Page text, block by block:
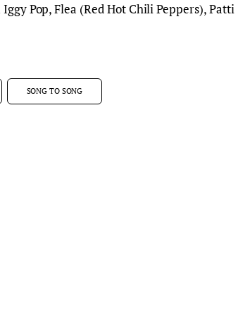
Pop, Flea (Red Hot Chili Peppers), Patti
SONG TO SONG